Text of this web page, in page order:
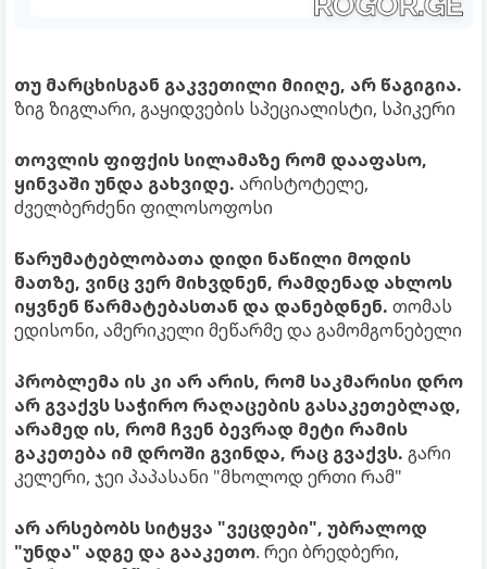
თუ მარცხისგან გაკვეთილი მიიღე, არ წაგიგია.
ზიგ ზიგლარი, გაყიდვების სპეციალისტი, სპიკერი
თოვლის ფიფქის სილამაზე რომ დააფასო,
ყინვაში უნდა გახვიდე. არისტოტელე,
ძველბერძენი ფილოსოფოსი
წარუმატებლობათა დიდი ნაწილი მოდის
მათზე, ვინც ვერ მიხვდნენ, რამდენად ახლოს
იყვნენ წარმატებასთან და დანებდნენ. თომას
ედისონი, ამერიკელი მეწარმე და გამომგონებელი
პრობლემა ის კი არ არის, რომ საკმარისი დრო
არ გვაქვს საჭირო რაღაცების გასაკეთებლად,
არამედ ის, რომ ჩვენ ბევრად მეტი რამის
გაკეთება იმ დროში გვინდა, რაც გვაქვს. გარი
კელერი, ჯეი პაპასანი "მხოლოდ ერთი რამ"
არ არსებობს სიტყვა "ვეცდები", უბრალოდ
"უნდა" ადგე და გააკეთო. რეი ბრედბერი,